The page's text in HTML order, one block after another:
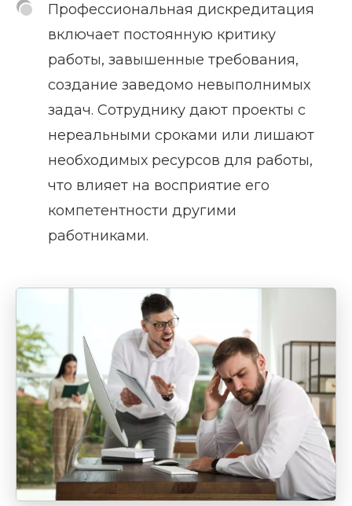
Профессиональная дискредитация
включает постоянную критику
работы, завышенные требования,
создание заведомо невыполнимых
задач. Сотруднику дают проекты с
нереальными сроками или лишают
необходимых ресурсов для работы,
что влияет на восприятие его
компетентности другими
работниками.